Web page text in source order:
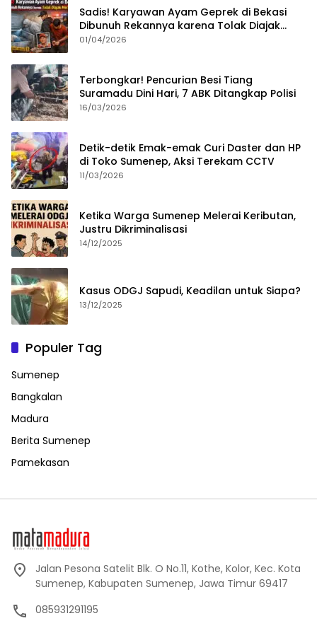
Sadis! Karyawan Ayam Geprek di Bekasi
Dibunuh Rekannya karena Tolak Diajak
Merampok Majikan
01/04/2026
Terbongkar! Pencurian Besi Tiang
Suramadu Dini Hari, 7 ABK Ditangkap Polisi
16/03/2026
Detik-detik Emak-emak Curi Daster dan HP
di Toko Sumenep, Aksi Terekam CCTV
11/03/2026
Ketika Warga Sumenep Melerai Keributan,
Justru Dikriminalisasi
14/12/2025
Kasus ODGJ Sapudi, Keadilan untuk Siapa?
13/12/2025
Populer Tag
Sumenep
Bangkalan
Madura
Berita Sumenep
Pamekasan
Jalan Pesona Satelit Blk. O No.11, Kothe, Kolor, Kec. Kota
Sumenep, Kabupaten Sumenep, Jawa Timur 69417
085931291195